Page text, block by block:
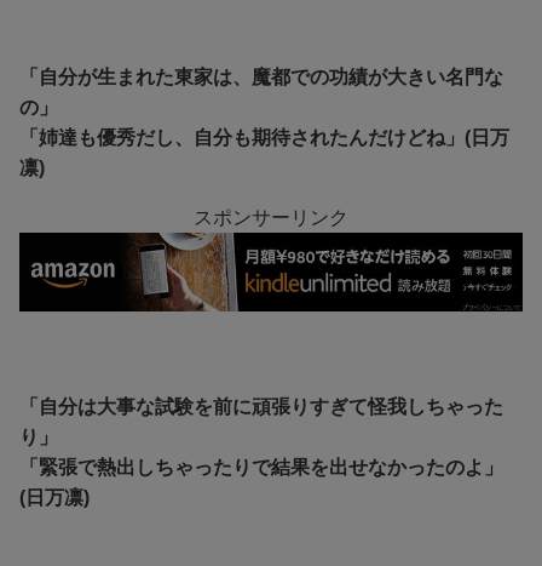
「自分が生まれた東家は、魔都での功績が大きい名門な
の」
「姉達も優秀だし、自分も期待されたんだけどね」(日万
凛)
スポンサーリンク
「自分は大事な試験を前に頑張りすぎて怪我しちゃった
り」
「緊張で熱出しちゃったりで結果を出せなかったのよ」
(日万凛)